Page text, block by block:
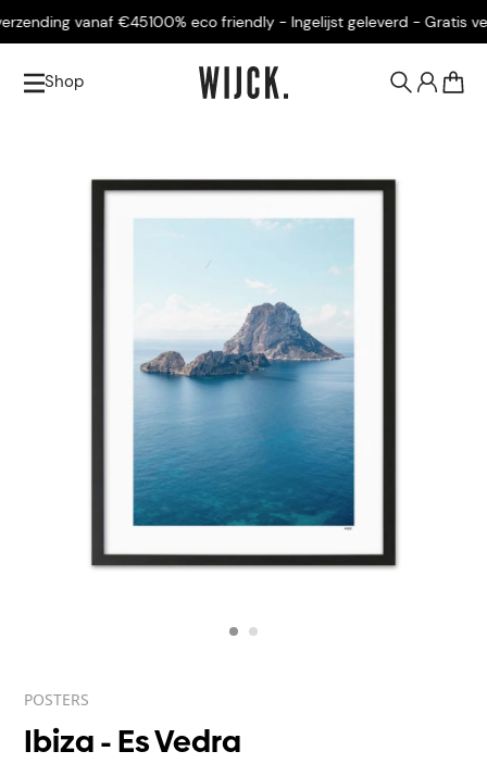
vanaf €45100% eco friendly - Ingelijst geleverd - Gratis
Shop
POSTERS
Ibiza - Es Vedra